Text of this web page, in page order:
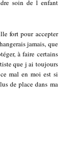
soin de l enfant
fort pour accepter
jamais, que
à faire certains
que j ai toujours
mal en moi est si
de place dans ma